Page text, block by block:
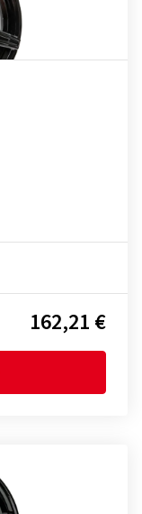
162,21 €